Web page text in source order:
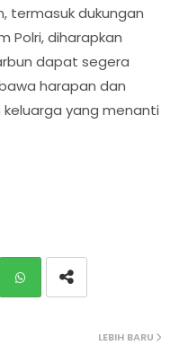
termasuk dukungan
Polri, diharapkan
dapat segera
harapan dan
yang menanti
LEBIH BARU